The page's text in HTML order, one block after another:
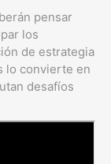
pensar
los
de estrategia
lo convierte en
desafíos